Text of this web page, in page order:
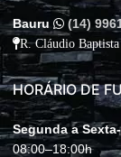
Bauru (14)
R. Cláudio
HORÁRIO DE
Segunda a
08:00–18:00h